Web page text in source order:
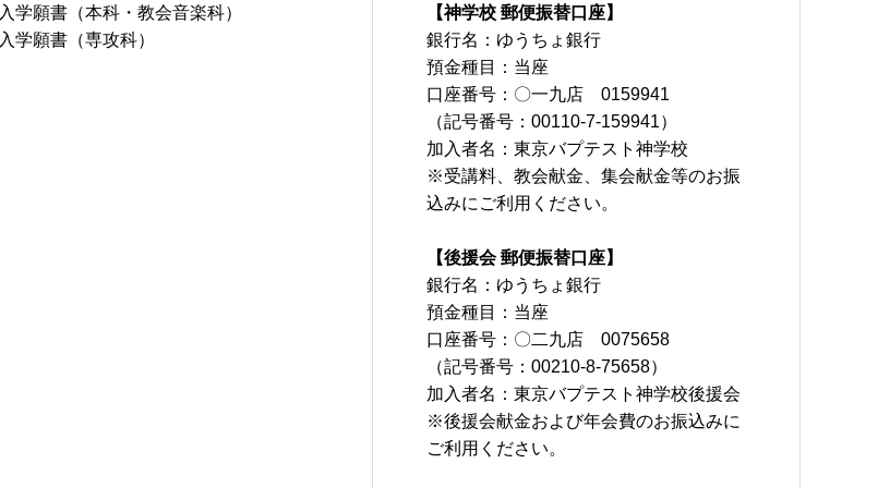
入学願書（本科・教会音楽科）
入学願書（専攻科）
【神学校 郵便振替口座】
銀行名：ゆうちょ銀行
預金種目：当座
口座番号：〇一九店 0159941
（記号番号：00110-7-159941）
加入者名：東京バプテスト神学校
※受講料、教会献金、集会献金等のお振
込みにご利用ください。
【後援会 郵便振替口座】
銀行名：ゆうちょ銀行
預金種目：当座
口座番号：〇二九店 0075658
（記号番号：00210-8-75658）
加入者名：東京バプテスト神学校後援会
※後援会献金および年会費のお振込みに
ご利用ください。